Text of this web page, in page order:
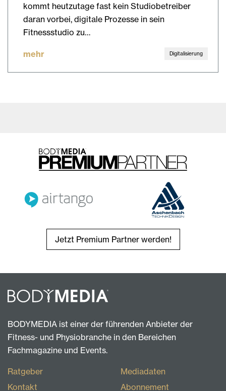
kommt heutzutage fast kein Studiobetreiber
daran vorbei, digitale Prozesse in sein
Fitnessstudio zu…
mehr Digitalisierung
Jetzt Premium Partner werden!
BODYMEDIA ist einer der führenden Anbieter der
Fitness- und Physiobranche in den Bereichen
Fachmagazine und Events.
Ratgeber
Kontakt
Mediadaten
Abonnement